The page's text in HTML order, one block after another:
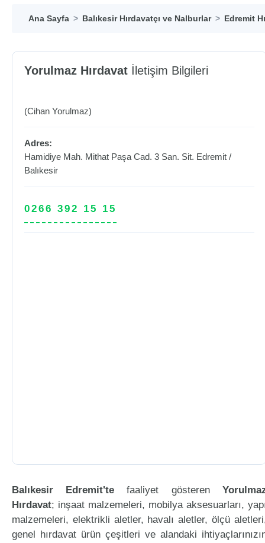
Ana Sayfa Balıkesir Hırdavatçı ve Nalburlar Edremit
Yorulmaz Hırdavat İletişim Bilgileri
(Cihan Yorulmaz)
Adres:
Hamidiye Mah. Mithat Paşa Cad. 3 San. Sit. Edremit /
Balıkesir
0266 392 15 15
Balıkesir Edremit'te faaliyet gösteren
Hırdavat; inşaat malzemeleri, mobilya aksesuarları,
malzemeleri, elektrikli aletler, havalı aletler, ölçü
genel hırdavat ürün çeşitleri ve alandaki